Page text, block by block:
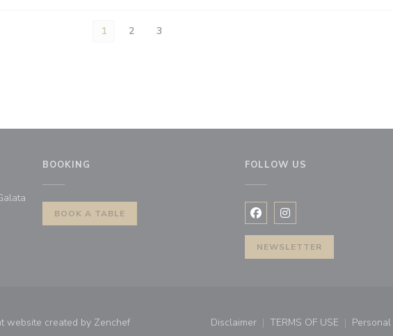
1 2 3
BOOKING
BOOK A TABLE
FOLLOW US
Facebook ((opens in a new
Instagram ((opens in
NEWSLETTER
website created by Zenchef((opens in a new window))
Disclaimer
((opens in a new window))
TERMS OF USE
((opens in a new